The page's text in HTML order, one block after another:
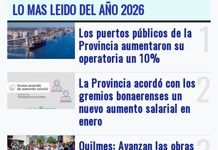
LO MAS LEIDO DEL AÑO 2026
1
Los puertos públicos de la
Provincia aumentaron su
operatoria un 10%
2
La Provincia acordó con los
gremios bonaerenses un
nuevo aumento salarial en
enero
Quilmes: Avanzan las obras